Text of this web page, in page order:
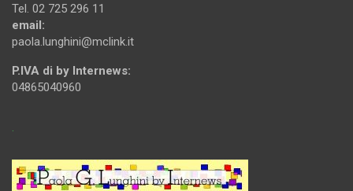
Tel. 02 725 296 11
email:
paola.lunghini@mclink.it
P.IVA di by Internews:
04865040960
.